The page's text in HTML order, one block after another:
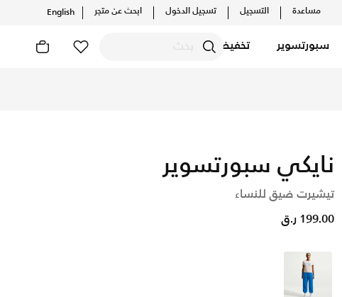
مساعدة التسجيل تسجيل الدخول ابحث عن متجر English
سبورتسوير تخفيضات
نايكي سبورتسوير
تيشيرت ضيق للنساء
199.00 ر.ق
أبيض